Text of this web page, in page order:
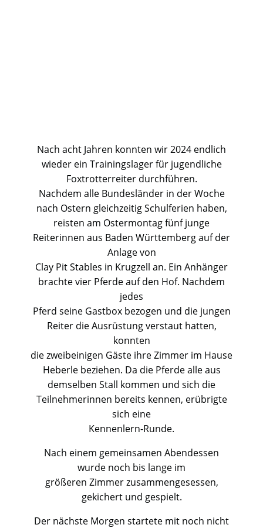
Nach acht Jahren konnten wir 2024 endlich
wieder ein Trainingslager für jugendliche
Foxtrotterreiter durchführen.
Nachdem alle Bundesländer in der Woche
nach Ostern gleichzeitig Schulferien haben,
reisten am Ostermontag fünf junge
Reiterinnen aus Baden Württemberg auf der
Anlage von
Clay Pit Stables in Krugzell an. Ein Anhänger
brachte vier Pferde auf den Hof. Nachdem
jedes
Pferd seine Gastbox bezogen und die jungen
Reiter die Ausrüstung verstaut hatten,
konnten
die zweibeinigen Gäste ihre Zimmer im Hause
Heberle beziehen. Da die Pferde alle aus
demselben Stall kommen und sich die
Teilnehmerinnen bereits kennen, erübrigte
sich eine
Kennenlern-Runde.
Nach einem gemeinsamen Abendessen
wurde noch bis lange im
größeren Zimmer zusammengesessen,
gekichert und gespielt.
Der nächste Morgen startete mit noch nicht